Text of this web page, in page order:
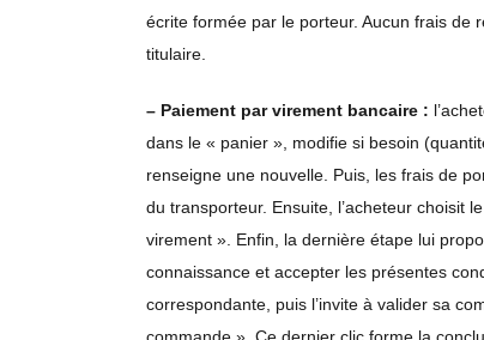
écrite formée par le porteur. Aucun frais de
titulaire.
– Paiement par virement bancaire :
dans le « panier », modifie si besoin
renseigne une nouvelle. Puis, les frais de
du transporteur. Ensuite, l’acheteur choisit
virement ». Enfin, la dernière étape lui
connaissance et accepter les présentes
correspondante, puis l’invite à valider sa